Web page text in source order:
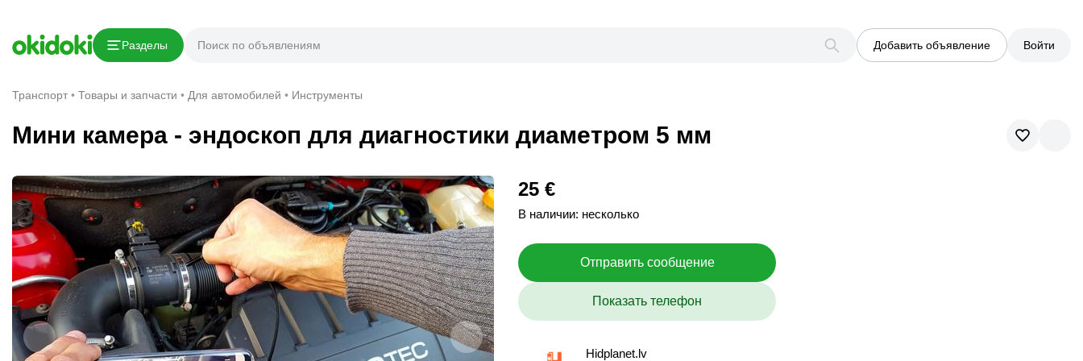
Разделы Добавить объявление Войти
Транспорт Товары и запчасти Для автомобилей Инструменты
Мини камера - эндоскоп для диагностики диаметром 5 мм
25 €
В наличии: несколько
Отправить сообщение
Показать телефон
Hidplanet.lv
Hidplanet.lv
Скопировать ссылку